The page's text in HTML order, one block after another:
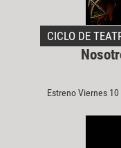
CICLO DE
Estreno Viernes